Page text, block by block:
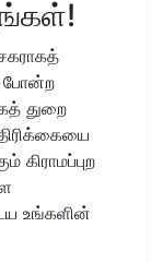
போன்ற
துறை
கிராமப்புற
உங்களின்